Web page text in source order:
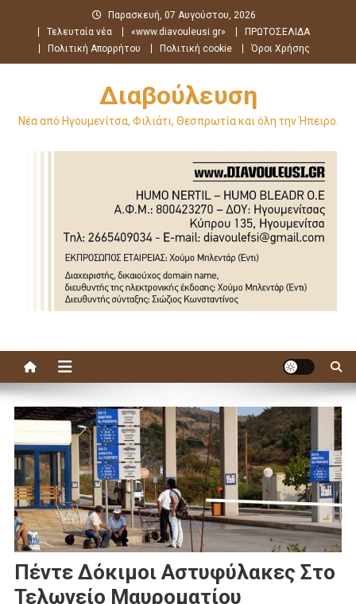
περιεχόμενο
Παρασκευή, 07 Αυγούστου, 2026
Τελευταία νέα
«www.diavouleusi.gr»
ΠΡΩΤΟΣΕΛΙΔΑ
Πολιτική Απορρήτου
Πολιτική cookie Όροι Χρήσης
Διαβούλευση
Νέα από Ηγουμενίτσα, Φιλιάτι, Θεσπρωτία και όλη την Ήπειρο.
Πέντε Δόκιμοι Αστυφύλακες Στο
Τελωνείο Μαυροματίου